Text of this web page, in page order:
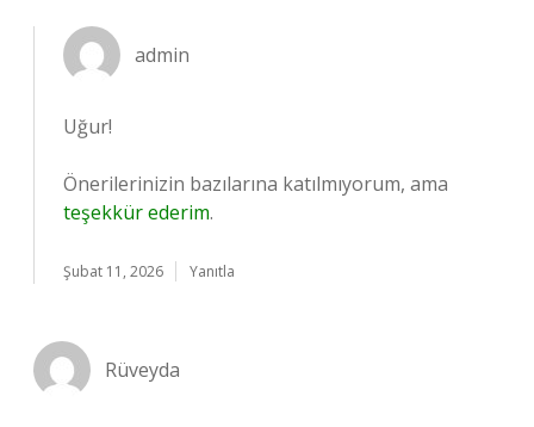
admin
Uğur!
Önerilerinizin bazılarına katılmıyorum, ama
teşekkür ederim.
Şubat 11, 2026 Yanıtla
Rüveyda